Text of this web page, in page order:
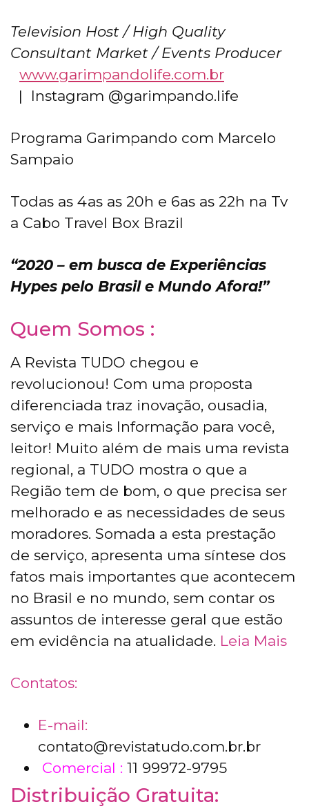
Television Host / High Quality
Consultant Market / Events Producer
www.garimpandolife.com.br
| Instagram @garimpando.life
Programa Garimpando com Marcelo
Sampaio
Todas as 4as as 20h e 6as as 22h na Tv
a Cabo Travel Box Brazil
“2020 – em busca de Experiências
Hypes pelo Brasil e Mundo Afora!”
Quem Somos :
A Revista TUDO chegou e
revolucionou! Com uma proposta
diferenciada traz inovação, ousadia,
serviço e mais Informação para você,
leitor! Muito além de mais uma revista
regional, a TUDO mostra o que a
Região tem de bom, o que precisa ser
melhorado e as necessidades de seus
moradores. Somada a esta prestação
de serviço, apresenta uma síntese dos
fatos mais importantes que acontecem
no Brasil e no mundo, sem contar os
assuntos de interesse geral que estão
em evidência na atualidade. Leia Mais
Contatos:
E-mail:
contato@revistatudo.com.br.br
Comercial : 11 99972-9795
Distribuição Gratuita: